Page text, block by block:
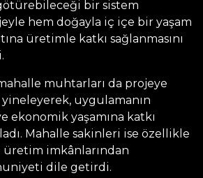
bir sistem
hem doğayla iç içe bir yaşam
üretimle katkı sağlanmasını
muhtarları da projeye
uygulamanın
ekonomik yaşamına katkı
Mahalle sakinleri ise özellikle
üretim imkânlarından
dile getirdi.